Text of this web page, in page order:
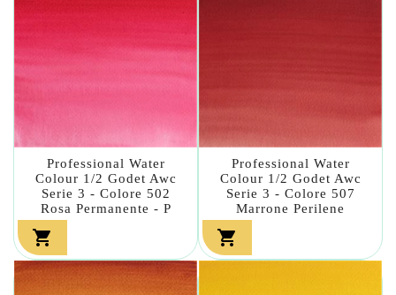
Professional Water
Colour 1/2 Godet Awc
Serie 3 - Colore 502
Rosa Permanente - P

Professional Water
Colour 1/2 Godet Awc
Serie 3 - Colore 507
Marrone Perilene
